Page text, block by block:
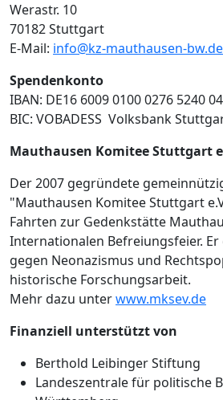
Werastr. 10
70182 Stuttgart
E-Mail: info@kz-mauthausen-bw.de
Spendenkonto
IBAN: DE16 6009 0100 0276 5240 04
BIC: VOBADESS Volksbank
Mauthausen Komitee Stuttgart
Der 2007 gegründete
"Mauthausen Komitee Stuttgart
Fahrten zur Gedenkstätte
Internationalen Befreiungsfeier.
gegen Neonazismus und
historische Forschungsarbeit.
Mehr dazu unterwww.mksev.de
Finanziell unterstützt von
Berthold Leibinger Stiftung
Landeszentrale für politische